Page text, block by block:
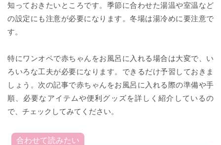
知っておきたいところです。季節に合わせた湯温や室温など
の設定にも注意が必要になります。冬場は湯冷めに要注意で
す。
特にワンオペで赤ちゃんをお風呂に入れる場合は大変で、い
ろいろな工夫が必要になります。できるだけ予習しておきま
しょう。次の記事で赤ちゃんをお風呂に入れる際の準備や手
順、必要なアイテムや便利グッズを詳しく紹介しているの
で、チェックしてみてください。
合わせて読みたい